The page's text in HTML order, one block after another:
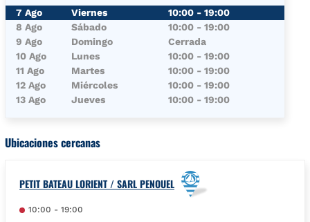
Día de la semanaHorario
7 Ago Viernes 10:00 - 19:00
8 Ago
Sábado 10:00 - 19:00
9 Ago
Domingo
Cerrada
10 Ago
Lunes 10:00 - 19:00
11 Ago
Martes 10:00 - 19:00
12 Ago
Miércoles 10:00 - 19:00
13 Ago
Jueves 10:00 - 19:00
Ubicaciones cercanas
PETIT BATEAU LORIENT / SARL PENOUEL
10:00 - 19:00